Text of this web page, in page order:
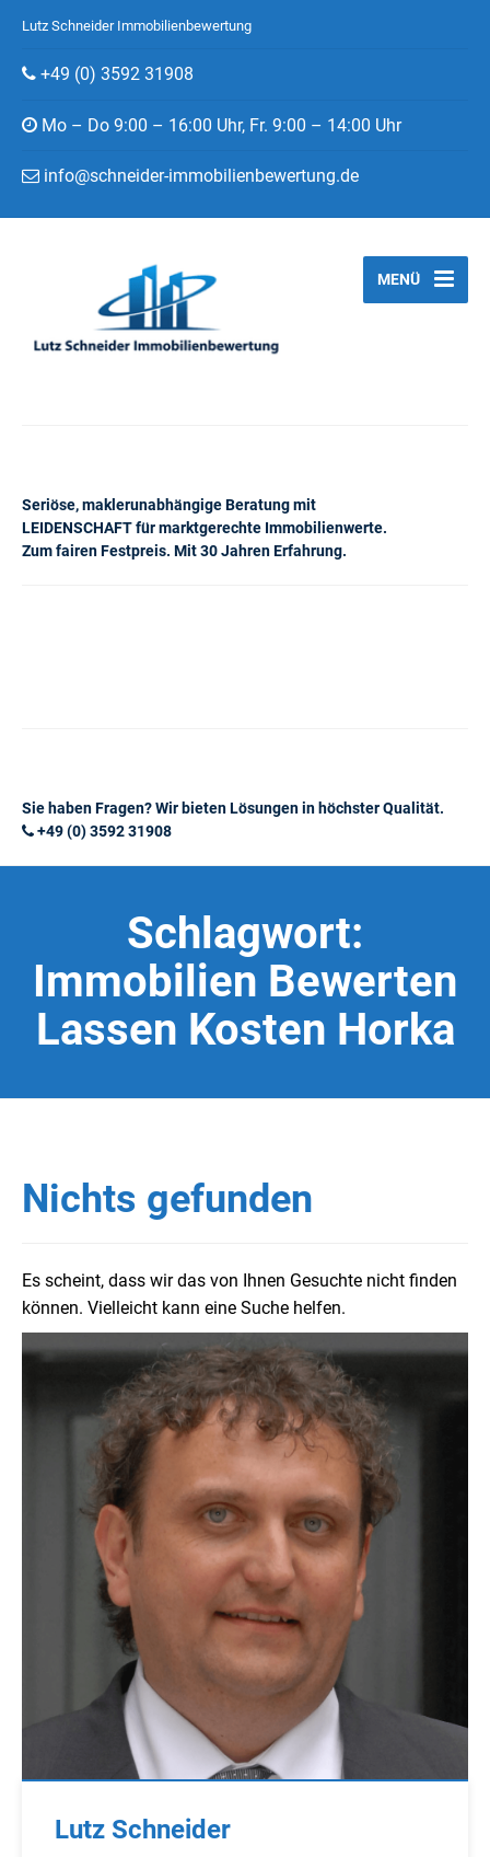
Lutz Schneider Immobilienbewertung
+49 (0) 3592 31908
Mo – Do 9:00 – 16:00 Uhr, Fr. 9:00 – 14:00 Uhr
info@schneider-immobilienbewertung.de
Seriöse, maklerunabhängige Beratung mit
LEIDENSCHAFT für marktgerechte Immobilienwerte.
Zum fairen Festpreis. Mit 30 Jahren Erfahrung.
MENÜ
Sie haben Fragen? Wir bieten Lösungen in höchster Qualität.
+49 (0) 3592 31908
Schlagwort:
Immobilien Bewerten
Lassen Kosten Horka
Nichts gefunden
Es scheint, dass wir das von Ihnen Gesuchte nicht finden
können. Vielleicht kann eine Suche helfen.
Lutz Schneider